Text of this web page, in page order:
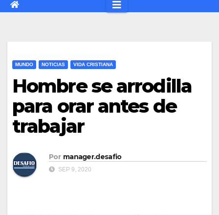
MUNDO NOTICIAS VIDA CRISTIANA
Hombre se arrodilla
para orar antes de
trabajar
Por manager.desafio
SEP 9, 2020